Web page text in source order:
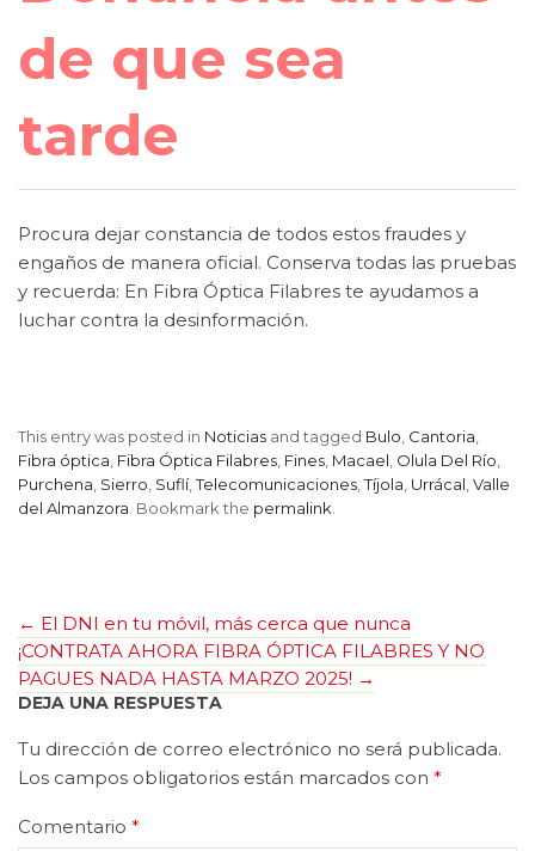
de que sea
tarde
Procura dejar constancia de todos estos fraudes y
engaños de manera oficial. Conserva todas las pruebas
y recuerda: En Fibra Óptica Filabres te ayudamos a
luchar contra la desinformación.
This entry was posted in Noticias and tagged Bulo Cantoria
Fibra óptica Fibra Óptica Filabres Fines Macael Olula Del Río
Purchena Sierro Suflí,Telecomunicaciones ,Tíjola Urrácal Valle
del Almanzora . Bookmark the permalink
← El DNI en tu móvil, más cerca que nunca
¡CONTRATA AHORA FIBRA ÓPTICA FILABRES Y NO
PAGUES NADA HASTA MARZO 2025! →
DEJA UNA RESPUESTA
Tu dirección de correo electrónico no será publicada.
Los campos obligatorios están marcados con *
Comentario *